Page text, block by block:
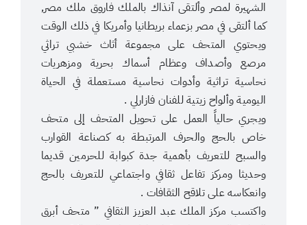
الشهيرة لمصر وألتقى آنذاك بالملك فاروق ملك مصر,
كما ألتقى في مصر بزعماء بريطانيا وأمريكا في ذلك الوقت
ويحتوي المتحف على مجموعة أثاث خشبي تراثي
مرصع وأصداف وعظام أسماك بحرية ومزهريات
نحاسية تراثية وأدوات نحاسية مستعملة في الحياة
اليومية وألواح زيتية للفنان فازارلي .
ويجري حالياً العمل على تحويل المتحف إلى متحف
خاص بالحج والحرف المرتبطة به كصناعة القوارب
والسبح للتعريف بأهمية جدة كبوابة للحرمين قديما
وحديثا ومركز تفاعل ثقافي واجتماعي للتعريف بالحج
وانعكاسه على تلاقح الثقافات .
واكتسب مركز الملك عبد العزيز الثقافي ” متحف أبرق